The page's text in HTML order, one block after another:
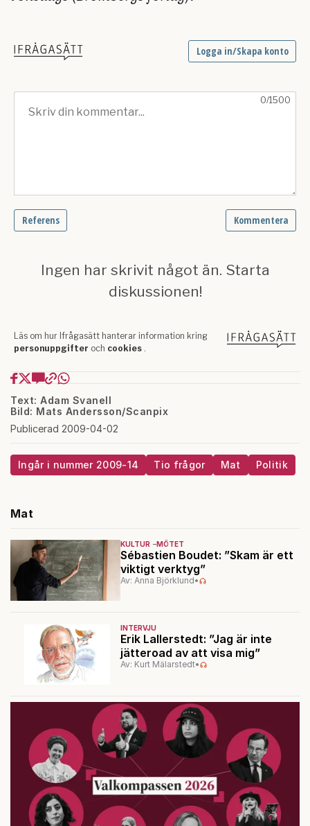
Text: Adam Svanell
Bild: Mats Andersson/Scanpix
Publicerad 2009-04-02
Ingår i nummer 2009-14 Tio frågor Mat Politik
Mat
KULTUR MÖTET
Sébastien Boudet: ”Skam är ett
viktigt verktyg”
Av: Anna Björklund•
INTERVJU
Erik Lallerstedt: ”Jag är inte
jätteroad av att visa mig”
Av: Kurt Mälarstedt•